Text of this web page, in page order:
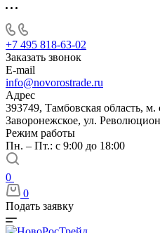
+7 495 818-63-02
Заказать звонок
E-mail
info@novorostrade.ru
Адрес
393749, Тамбовская область,
Заворонежское, ул.
Режим работы
Пн. – Пт.: с 9:00 до 18:00
0
0
Подать заявку